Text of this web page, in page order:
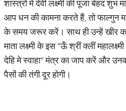
शास्त्रों में देवी लक्ष्मी की पूजा बेहद शुभ
आप धन की कामना करते हैं, तो फाल्गुन
के समय जरूर करें। साथ ही उन्हें खीर
माता लक्ष्मी के इस ''ऊँ श्रीं क्लीं महालक्ष्मी
देहि मे स्वाहा'' मंत्र का जाप करें और
पैसों की तंगी दूर होगी।